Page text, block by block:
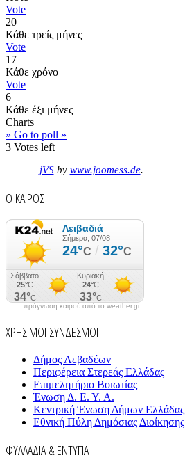
Vote
20
Κάθε τρείς μήνες
Vote
17
Κάθε χρόνο
Vote
6
Κάθε έξι μήνες
Charts
» Go to poll »
3 Votes left
jVSby www.joomess.de.
Ο ΚΑΙΡΟΣ
πρόγνωση καιρού από το weather.gr
ΧΡΗΣΙΜΟΙ ΣΥΝΔΕΣΜΟΙ
Δήμος Λεβαδέων
Περιφέρεια Στερεάς Ελλάδας
Επιμελητήριο Βοιωτίας
Ένωση Δ. Ε. Υ. Α.
Κεντρική Ένωση Δήμων Ελλάδας
Εθνική Πύλη Δημόσιας Διοίκησης
ΦΥΛΛΑΔΙΑ & ΕΝΤΥΠΑ